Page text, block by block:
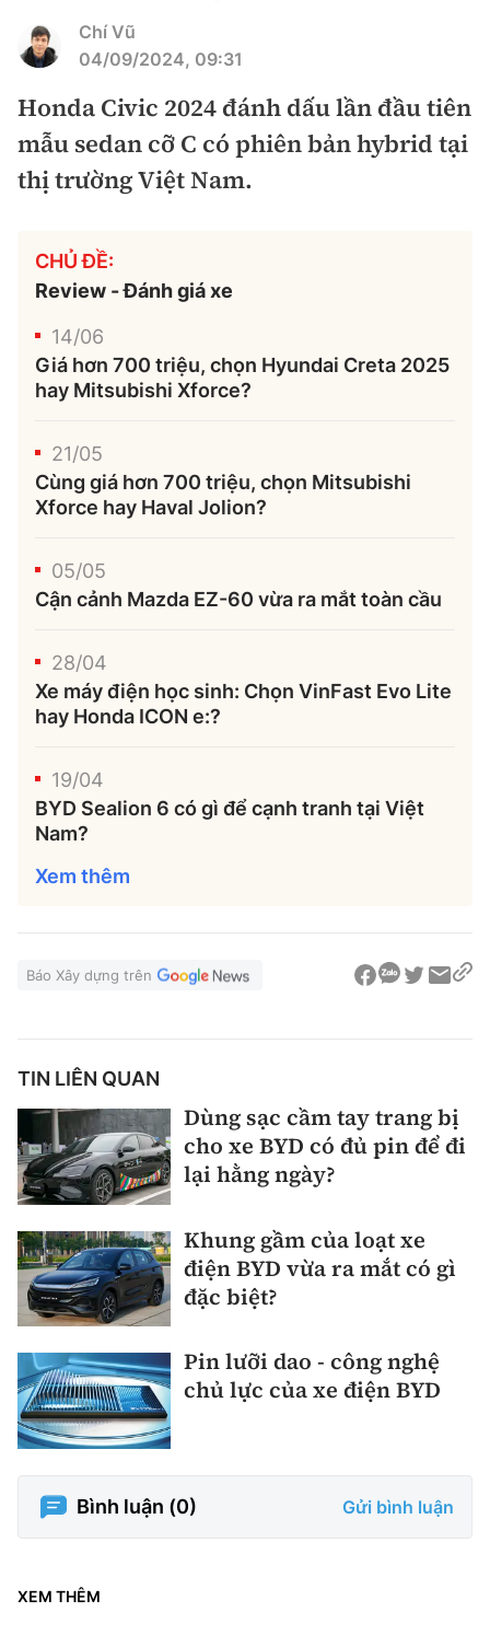
Xếp hạng xe
Chọn xe
Lái xe an toàn
Bảo hiểm xe
Sản phẩm bảo hiểm
Bồi thường bảo hiểm
Xe xanh
Video
Review xe
Giới thiệu xe
Tư vấn
Ô tô
Cơ quan chủ quản: Bộ Xây dựng
Tổng biên tập:Nguyễn Thị Hồng Nga
Trưởng ban Ô tô - Xe máy:Nguyễn Tiến Mạnh
Chuyên trang của Báo Xây dựng
Hà Nội.
Hotline: 0967 376 459;
Liên hệ quảng cáo phát hành: 0915.057.282
Chí Vũ
04/09/2024, 09:31
Honda Civic 2024 đánh dấu lần đầu tiên
mẫu sedan cỡ C có phiên bản hybrid tại
thị trường Việt Nam.
CHỦ ĐỀ:
Review - Đánh giá xe
14/06
Giá hơn 700 triệu, chọn Hyundai Creta 2025
hay Mitsubishi Xforce?
21/05
Cùng giá hơn 700 triệu, chọn Mitsubishi
Xforce hay Haval Jolion?
05/05
Cận cảnh Mazda EZ-60 vừa ra mắt toàn cầu
28/04
Xe máy điện học sinh: Chọn VinFast Evo Lite
hay Honda ICON e:?
19/04
BYD Sealion 6 có gì để cạnh tranh tại Việt
Nam?
Xem thêm
Báo Xây dựng trên
TIN LIÊN QUAN
Dùng sạc cầm tay trang bị
cho xe BYD có đủ pin để đi
lại hằng ngày?
Khung gầm của loạt xe
điện BYD vừa ra mắt có gì
đặc biệt?
Pin lưỡi dao - công nghệ
chủ lực của xe điện BYD
Bình luận (0) Gửi bình luận
XEM THÊM